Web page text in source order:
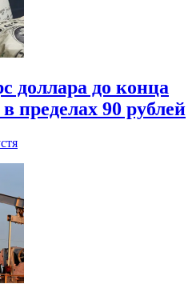
доллара до конца
в пределах 90 рублей